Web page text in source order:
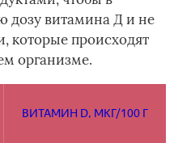
дозу витамина Д и не
которые происходят
организме.
ВИТАМИН D, МКГ/100 Г